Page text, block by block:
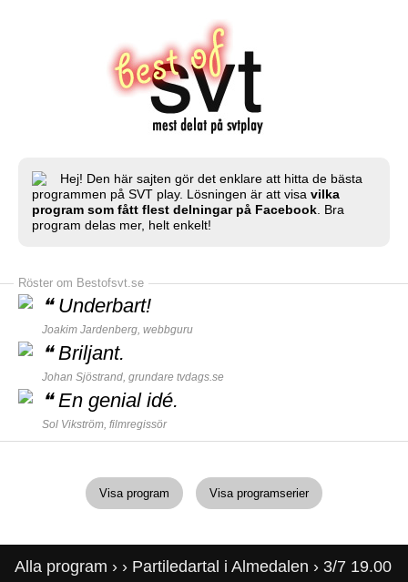
Hej! Den här sajten gör det enklare att hitta de bästa
programmen på SVT play. Lösningen är att visa vilka
program som fått flest delningar på Facebook . Bra
program delas mer, helt enkelt!
Röster om Bestofsvt.se
❝ Underbart!
Joakim Jardenberg, webbguru
❝Briljant.
Johan Sjöstrand, grundare tvdags.se
❝En genial idé.
Sol Vikström, filmregissör
Visa program Visa programserier
Alla program › › Partiledartal i Almedalen › 3/7 19.00